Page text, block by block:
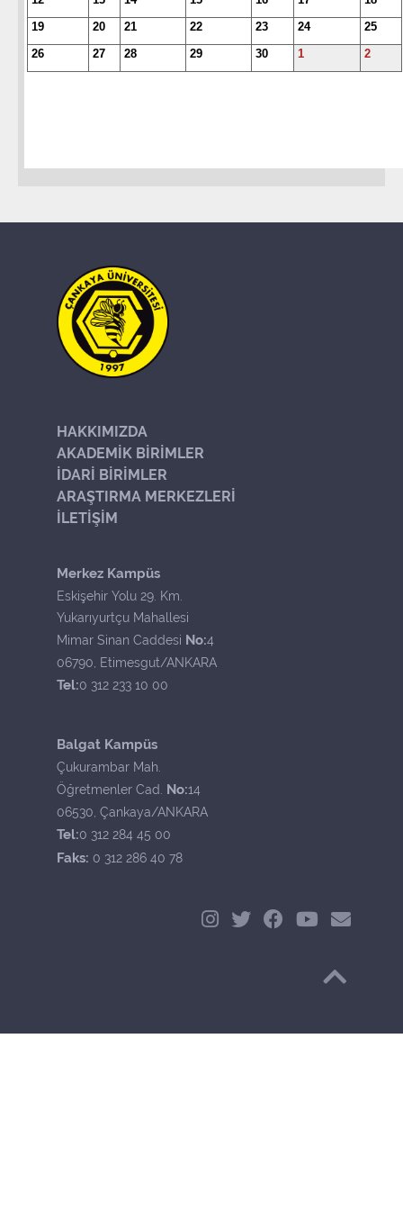
19
20 21 22 23 24
25
26
27 28 29 30 1 2
HAKKIMIZDA
AKADEMİK BİRİMLER
İDARİ BİRİMLER
ARAŞTIRMA MERKEZLERİ
İLETİŞİM
Merkez Kampüs
Eskişehir Yolu 29. Km.
Yukarıyurtçu Mahallesi
Mimar Sinan Caddesi No:4
06790, Etimesgut/ANKARA
Tel:0 312 233 10 00
Balgat Kampüs
Çukurambar Mah.
Öğretmenler Cad. No:14
06530, Çankaya/ANKARA
Tel:0 312 284 45 00
Faks: 0 312 286 40 78